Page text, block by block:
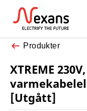
Produkter
XTREME
[Utgått]